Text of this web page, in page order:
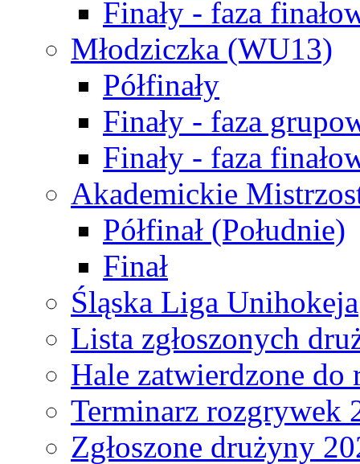
Finały - faza
Młodziczka (WU13)
Półfinały
Finały - faza
Finały - faza
Akademickie
Półfinał (Południe)
Finał
Śląska Liga Unihokeja
Lista zgłoszonych
Hale zatwierdzone do
Terminarz rozgrywek
Zgłoszone drużyny